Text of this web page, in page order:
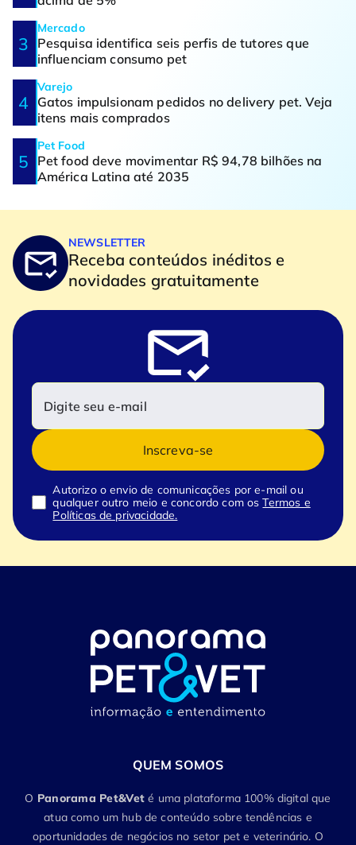
Mercado
Pesquisa identifica seis perfis de tutores que
influenciam consumo pet
Varejo
Gatos impulsionam pedidos no delivery pet. Veja
itens mais comprados
Pet Food
Pet food deve movimentar R$ 94,78 bilhões na
América Latina até 2035
NEWSLETTER
Receba conteúdos inéditos e
novidades gratuitamente
Inscreva-se
Autorizo o envio de comunicações por e-mail ou
qualquer outro meio e concordo com osTermos e
Políticas de privacidade.
QUEM SOMOS
O Panorama Pet&Vet é uma plataforma 100% digital que
atua como um hub de conteúdo sobre tendências e
oportunidades de negócios no setor pet e veterinário. O